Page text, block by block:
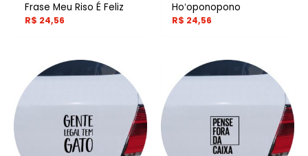
Frase Meu Riso É Feliz
R$ 24,56
Hoʻoponopono
R$ 24,56